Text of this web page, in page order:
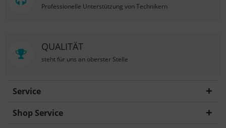
Professionelle Unterstützung von Technikern
QUALITÄT
steht für uns an oberster Stelle
Service
Shop Service